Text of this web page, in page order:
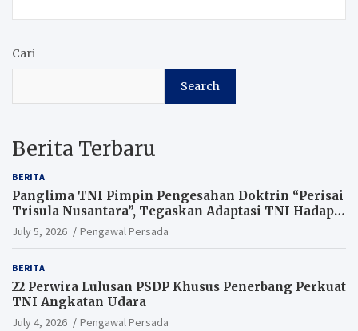
Cari
Search
Berita Terbaru
BERITA
Panglima TNI Pimpin Pengesahan Doktrin “Perisai
Trisula Nusantara”, Tegaskan Adaptasi TNI Hadapi
Perang Modern
July 5, 2026 Pengawal Persada
BERITA
22 Perwira Lulusan PSDP Khusus Penerbang Perkuat
TNI Angkatan Udara
July 4, 2026 Pengawal Persada